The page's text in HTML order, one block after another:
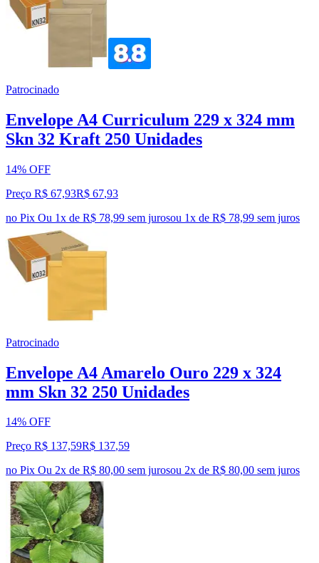
Patrocinado
Envelope A4 Curriculum 229 x 324 mm
Skn 32 Kraft 250 Unidades
14% OFF
Preço R$ 67,93R$ 67,93
no Pix Ou 1x de R$ 78,99 sem jurosou 1x de R$ 78,99 sem juros
Patrocinado
Envelope A4 Amarelo Ouro 229 x 324
mm Skn 32 250 Unidades
14% OFF
Preço R$ 137,59R$ 137,59
no Pix Ou 2x de R$ 80,00 sem jurosou 2x de R$ 80,00 sem juros